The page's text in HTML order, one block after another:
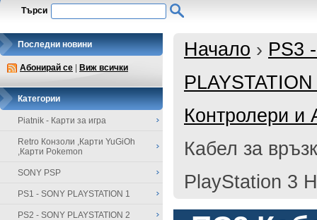
Търси
Последни новини
Абонирай се Виж всички
Категории
Piatnik - Карти за игра
Retro Конзоли ,Карти YuGiOh
,Карти Pokemon
SONY PSP
PS1 - SONY PLAYSTATION 1
PS2 - SONY PLAYSTATION 2
Начало › PS3
Контролери и
Кабел за
PlayStation 3